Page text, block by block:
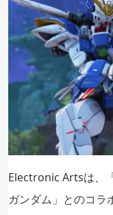
Electronic Artsは、
ガンダム」とのコラ